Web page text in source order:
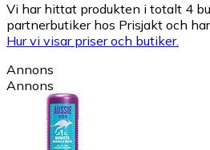
Vi har hittat produkten i totalt 4
partnerbutiker hos Prisjakt och
Hur vi visar priser och butiker.
Annons
Annons